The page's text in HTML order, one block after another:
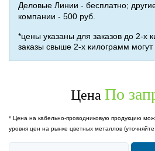
Деловые Линии - бесплатно;
компании - 500 руб.
*цены указаны для заказов до 2-х
заказы свыше 2-х килограмм могут
Цена По
* Цена на кабельно-проводниковую продукцию
уровня цен на рынке цветных металлов